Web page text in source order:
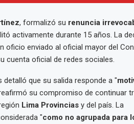
, formalizó su renuncia
activamente durante 15 años. La
oficio enviado al oficial mayor del
cuenta oficial de redes sociales.
detalló que su salida responde a "
su compromiso de continuar
Lima Provinciasy del país. La
"como no agrupada para